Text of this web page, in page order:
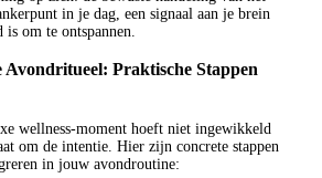
in je dag, een signaal aan je brein
om te ontspannen.
Praktische Stappen
wellness-moment hoeft niet ingewikkeld
om de intentie. Hier zijn concrete stappen
in jouw avondroutine: